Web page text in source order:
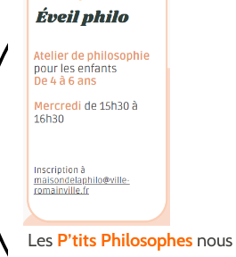
Les P’tits Philosophesnous